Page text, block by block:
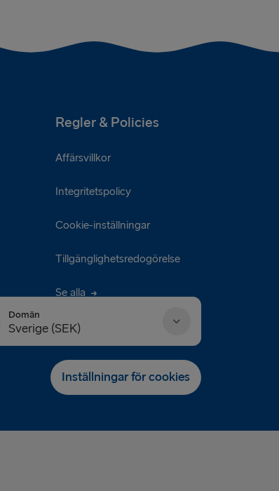
Regler & Policies
Affärsvillkor
Integritetspolicy
Cookie-inställningar
Tillgänglighetsredogörelse
Se alla
Domän
Sverige (SEK)
Danmark (DKK)
Deutschland (EUR)
Eesti (EUR)
Inställningar för cookies